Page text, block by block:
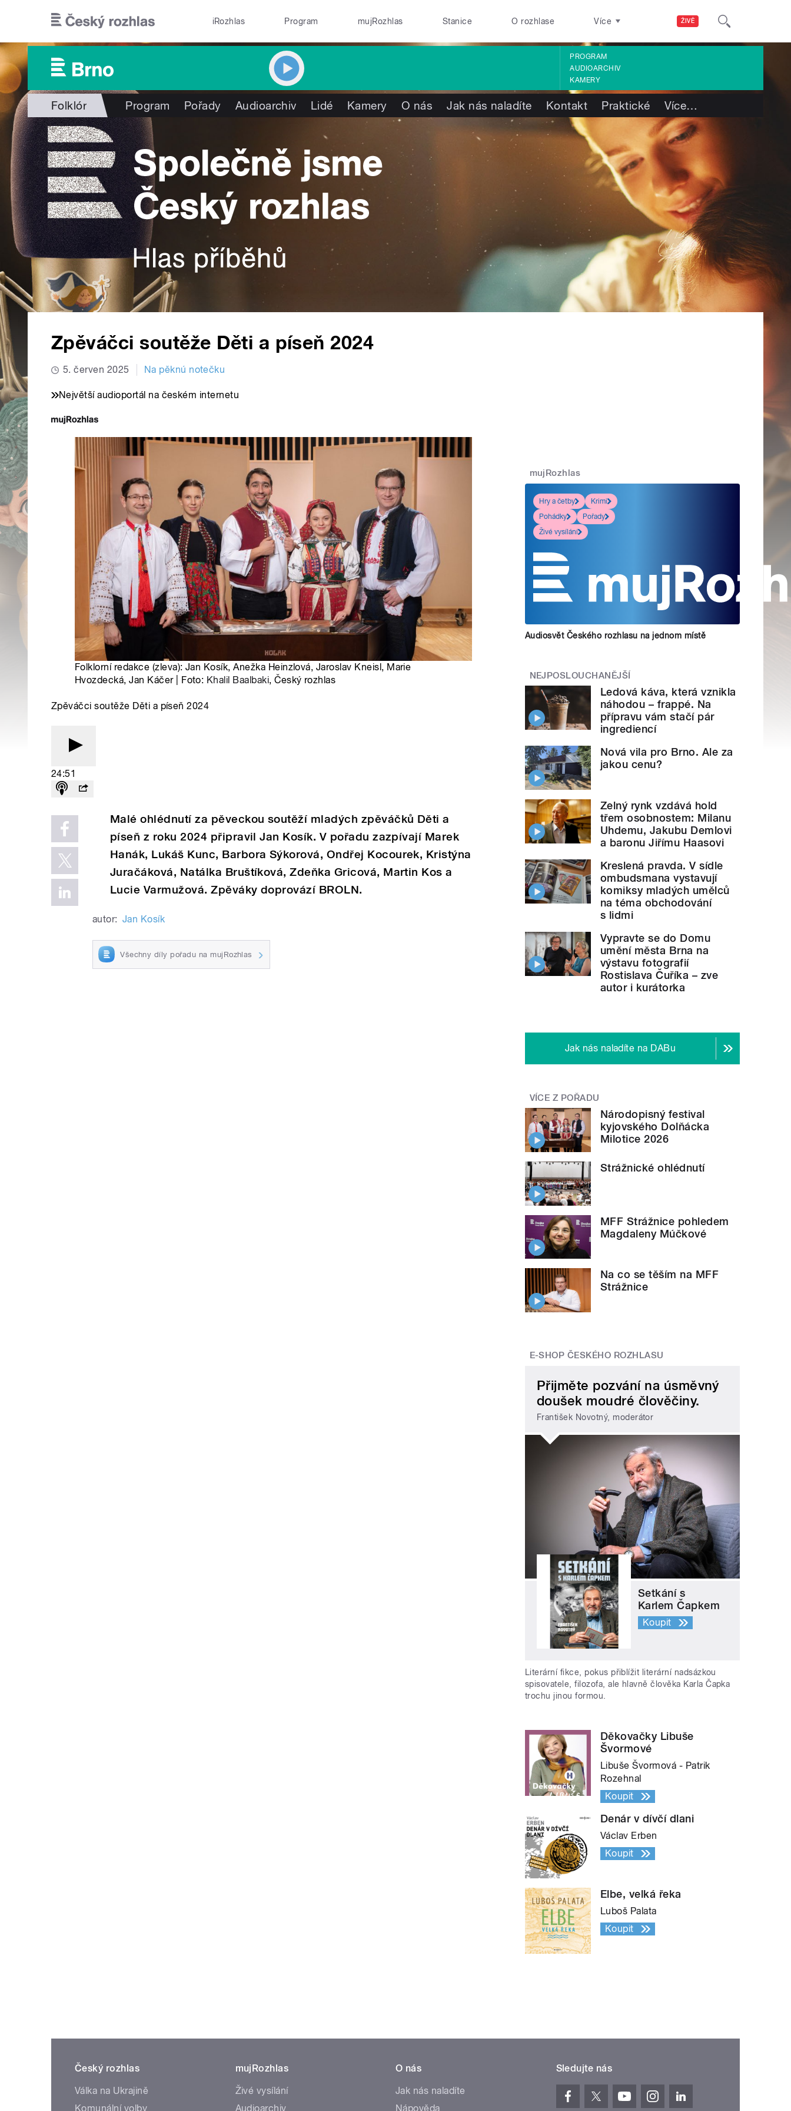
ŽIVĚ
iRozhlas Program mujRozhlas Stanice O rozhlase Více
PROGRAM
AUDIOARCHIV
KAMERY
Folklór Program Pořady Audioarchiv Lidé Kamery O nás Jak nás naladíte Kontakt Praktické Více…
Zpěváčci soutěže Děti a píseň 2024
5. červen 2025 Na pěknú notečku
Největší audioportál na českém internetu
Folklorní redakce (zleva): Jan Kosík, Anežka Heinzlová, Jaroslav Kneisl, Marie
Hvozdecká, Jan Káčer | Foto: Khalil Baalbaki, Český rozhlas
Zpěváčci soutěže Děti a píseň 2024
24:51
Malé ohlédnutí za pěveckou soutěží mladých zpěváčků Děti a
píseň z roku 2024 připravil Jan Kosík. V pořadu zazpívají Marek
Hanák, Lukáš Kunc, Barbora Sýkorová, Ondřej Kocourek, Kristýna
Juračáková, Natálka Bruštíková, Zdeňka Gricová, Martin Kos a
Lucie Varmužová. Zpěváky doprovází BROLN.
autor: Jan Kosík
Všechny díly pořadu na mujRozhlas
mujRozhlas
Hry a četby
Krimi
Pohádky
Pořady
Živé vysílání
Audiosvět Českého rozhlasu na jednom místě
NEJPOSLOUCHANĚJŠÍ
Ledová káva, která vznikla
náhodou – frappé. Na
přípravu vám stačí pár
ingrediencí
Nová vila pro Brno. Ale za
jakou cenu?
Zelný rynk vzdává hold
třem osobnostem: Milanu
Uhdemu, Jakubu Demlovi
a baronu Jiřímu Haasovi
Kreslená pravda. V sídle
ombudsmana vystavují
komiksy mladých umělců
na téma obchodování
s lidmi
Vypravte se do Domu
umění města Brna na
výstavu fotografií
Rostislava Čuříka – zve
autor i kurátorka
Jak nás naladíte na DABu
VÍCE Z POŘADU
Národopisný festival
kyjovského Dolňácka
Milotice 2026
Strážnické ohlédnutí
MFF Strážnice pohledem
Magdaleny Múčkové
Na co se těším na MFF
Strážnice
E-SHOP ČESKÉHO ROZHLASU
Přijměte pozvání na úsměvný
doušek moudré člověčiny.
František Novotný, moderátor
Setkání s
Karlem Čapkem
Koupit
Literární fikce, pokus přiblížit literární nadsázkou
spisovatele, filozofa, ale hlavně člověka Karla Čapka
trochu jinou formou.
Děkovačky Libuše
Švormové
Libuše Švormová - Patrik
Rozehnal
Koupit
Denár v dívčí dlani
Václav Erben
Koupit
Elbe, velká řeka
Luboš Palata
Koupit
Český rozhlas
Válka na Ukrajině
Komunální volby
mujRozhlas
Živé vysílání
Audioarchiv
O nás
Jak nás naladíte
Nápověda
Sledujte nás